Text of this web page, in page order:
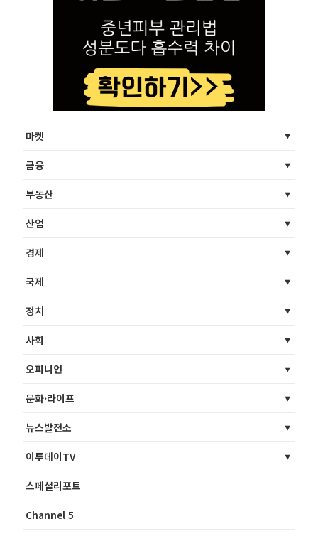
마켓
금융
부동산
산업
경제
국제
정치
사회
오피니언
문화·라이프
뉴스발전소
이투데이TV
스페셜리포트
Channel 5